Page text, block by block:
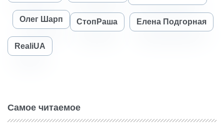
Олег Шарп СтопРаша Елена Подгорная
RealiUA
Самое читаемое